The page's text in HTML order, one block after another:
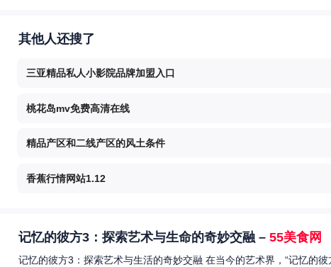
其他人还搜了
三亚精品私人小影院品牌加盟入口
桃花岛mv免费高清在线
精品产区和二线产区的风土条件
香蕉行情网站1.12
记忆的彼方3：探索艺术与生命的奇妙交融 – 55美食网
记忆的彼方3：探索艺术与生活的奇妙交融 在当今的艺术界，“记忆的